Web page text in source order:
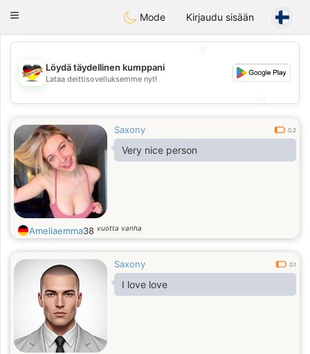
Deutsch Dating
Toggle
Mode Kirjaudu sisään
💖
💕
Löydä täydellinen kumppani
Lataa deittisovelluksemme nyt!
Saxony 0.2
Very nice person
Ameliaemma38 vuotta vanha
Saxony 0.1
I love love